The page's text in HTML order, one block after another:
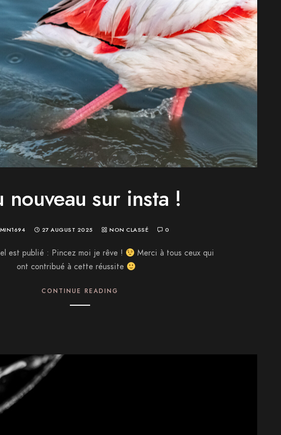
nouveau sur insta !
27 AUGUST 2025 NON CLASSÉ 0
est publié : Pincez moi je rêve !
Merci à tous ceux qui
ont contribué à cette réussite
CONTINUE READING